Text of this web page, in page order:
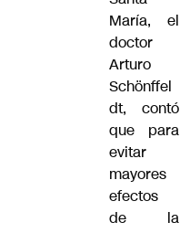
María, el
doctor
Arturo
Schönffel
dt, contó
que para
evitar
mayores
efectos
de la